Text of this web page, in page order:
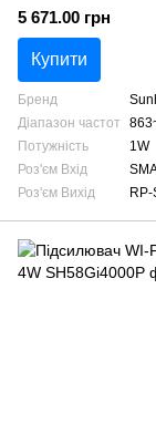
5 671.00 грн
Купити
Бренд
Діапазон частот
Потужність
1W
Роз'єм Вхід
Роз'єм Вихід